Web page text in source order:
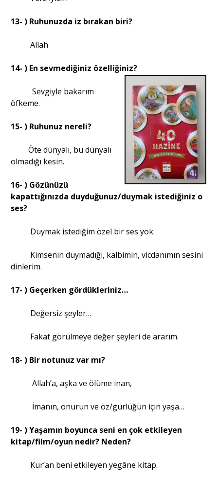
13- ) Ruhunuzda iz bırakan biri?
Allah
14- ) En sevmediğiniz özelliğiniz?
Sevgiyle bakarım
öfkeme.
15- ) Ruhunuz nereli?
Öte dünyalı, bu dünyalı
olmadığı kesin.
16- ) Gözünüzü
kapattığınızda duyduğunuz/duymak istediğiniz o
ses?
Duymak istediğim özel bir ses yok.
Kimsenin duymadığı, kalbimin, vicdanımın sesini
dinlerim.
17- ) Geçerken gördükleriniz…
Değersiz şeyler…
Fakat görülmeye değer şeyleri de ararım.
18- ) Bir notunuz var mı?
Allah’a, aşka ve ölüme inan,
İmanın, onurun ve öz/gürlüğün için yaşa…
19- ) Yaşamın boyunca seni en çok etkileyen
kitap/film/oyun nedir? Neden?
Kur’an beni etkileyen yegâne kitap.